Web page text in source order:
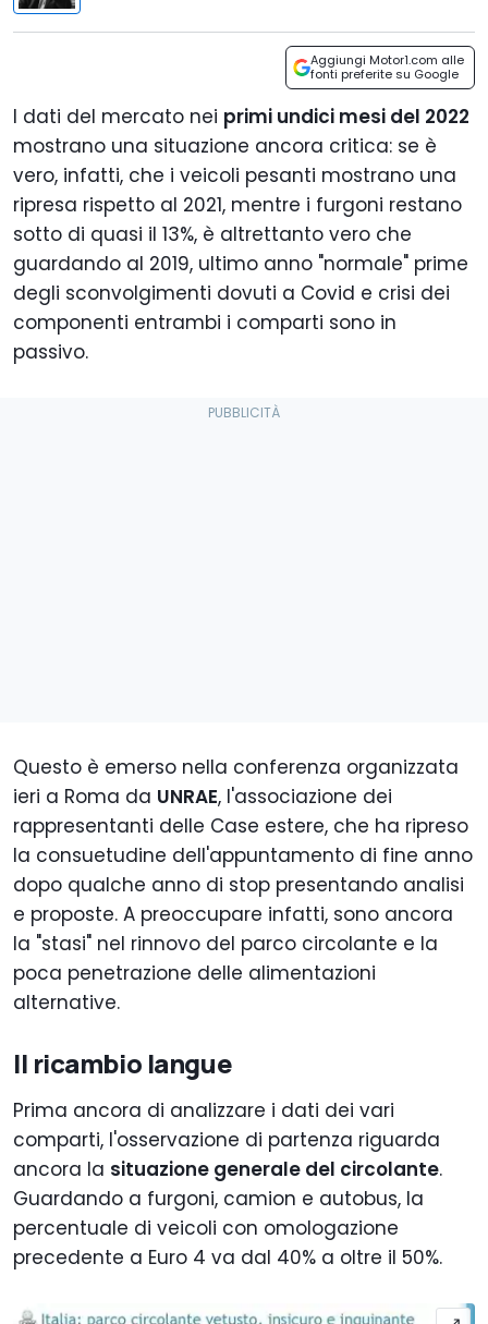
Aggiungi Motor1.com alle
fonti preferite su Google
I dati del mercato nei primi undici mesi del 2022
mostrano una situazione ancora critica: se è
vero, infatti, che i veicoli pesanti mostrano una
ripresa rispetto al 2021, mentre i furgoni restano
sotto di quasi il 13%, è altrettanto vero che
guardando al 2019, ultimo anno "normale" prime
degli sconvolgimenti dovuti a Covid e crisi dei
componenti entrambi i comparti sono in
passivo.
Questo è emerso nella conferenza organizzata
ieri a Roma da UNRAE, l'associazione dei
rappresentanti delle Case estere, che ha ripreso
la consuetudine dell'appuntamento di fine anno
dopo qualche anno di stop presentando analisi
e proposte. A preoccupare infatti, sono ancora
la "stasi" nel rinnovo del parco circolante e la
poca penetrazione delle alimentazioni
alternative.
Il ricambio langue
Prima ancora di analizzare i dati dei vari
comparti, l'osservazione di partenza riguarda
ancora la situazione generale del circolante.
Guardando a furgoni, camion e autobus, la
percentuale di veicoli con omologazione
precedente a Euro 4 va dal 40% a oltre il 50%.